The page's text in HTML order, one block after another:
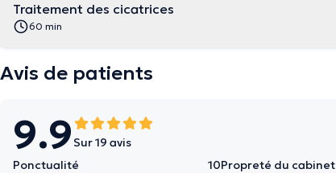
Traitement des cicatrices
60 min
Avis de patients
9.9 Sur 19 avis
Ponctualité
10Propreté du cabinet